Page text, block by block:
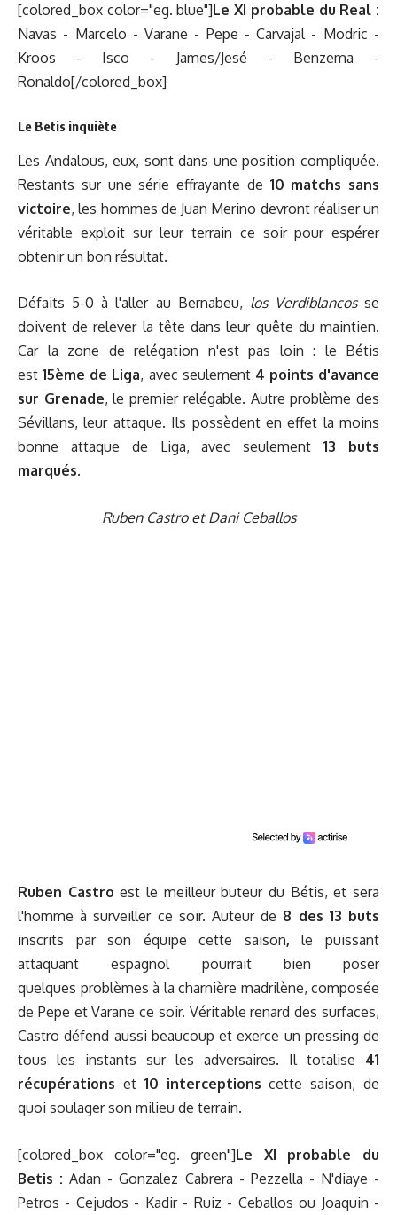
[colored_box color="eg. blue"]Le XI probable du Real :
Navas - Marcelo - Varane - Pepe - Carvajal - Modric -
Kroos - Isco - James/Jesé - Benzema -
Ronaldo[/colored_box]
Le Betis inquiète
Les Andalous, eux, sont dans une position compliquée.
Restants sur une série effrayante de 10 matchs sans
victoire, les hommes de Juan Merino devront réaliser un
véritable exploit sur leur terrain ce soir pour espérer
obtenir un bon résultat.
Défaits 5-0 à l'aller au Bernabeu, los Verdiblancosse
doivent de relever la tête dans leur quête du maintien.
Car la zone de relégation n'est pas loin : le Bétis
est15ème de Liga, avec seulement 4 points d'avance
sur Grenade, le premier relégable. Autre problème des
Sévillans, leur attaque. Ils possèdent en effet la moins
bonne attaque de Liga, avec seulement13 buts
marqués.
Ruben Castro et Dani Ceballos
Ruben Castro est le meilleur buteur du Bétis, et sera
l'homme à surveiller ce soir. Auteur de 8 des 13 buts
inscrits par son équipe cette saison, le puissant
attaquant espagnol pourrait bien poser
quelques problèmes à la charnière madrilène, composée
de Pepe et Varane ce soir. Véritable renard des surfaces,
Castro défend aussi beaucoup et exerce un pressing de
tous les instants sur les adversaires. Il totalise 41
récupérations et 10 interceptions cette saison, de
quoi soulager son milieu de terrain.
[colored_box color="eg. green"]Le XI probable du
Betis : Adan - Gonzalez Cabrera - Pezzella - N'diaye -
Petros - Cejudos - Kadir - Ruiz - Ceballos ou Joaquin -